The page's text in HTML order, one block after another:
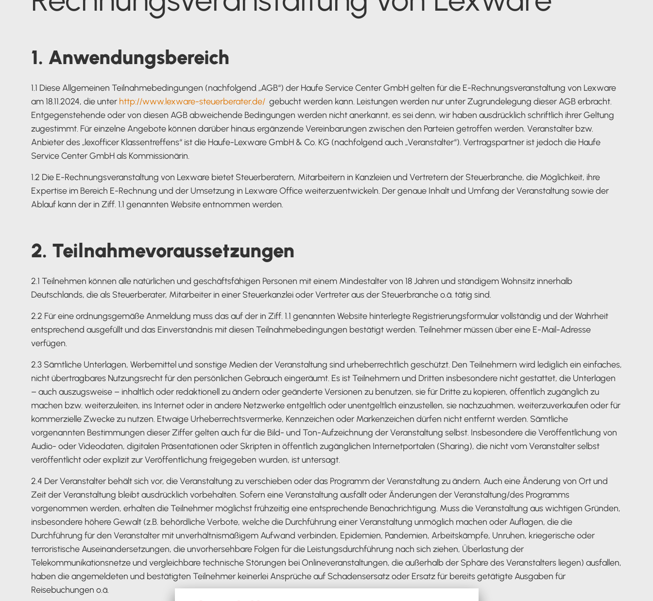
Verfahrensdokumentation Zahlungsverkehr
Lexware Office nach Mandantentypen
Lexware Office für
Selbstbucher
Buchungsmandanten
Verfahrensdokumentation bis zur
Datenübernahme.
Mehr erfahren
Kanzleisoftware
Online arbeiten
Alle Vorteile auf einen Blick
ebenfalls mit Lexware Office arbeiten
möchten.
Mehr erfahren
Weiter zu den Kontaktmöglichkeiten
1. Anwendungsbereich
1.1 Diese Allgemeinen Teilnahmebedingungen (nachfolgend „AGB“) der Haufe Service Center GmbH gelten für die E-Rechnungsveranstaltung von Lexware
am 18.11.2024, die unter http://www.lexware-steuerberater.de/ gebucht werden kann. Leistungen werden nur unter Zugrundelegung dieser AGB erbracht.
Entgegenstehende oder von diesen AGB abweichende Bedingungen werden nicht anerkannt, es sei denn, wir haben ausdrücklich schriftlich ihrer Geltung
zugestimmt. Für einzelne Angebote können darüber hinaus ergänzende Vereinbarungen zwischen den Parteien getroffen werden. Veranstalter bzw.
Anbieter des „lexofficer Klassentreffens“ ist die Haufe-Lexware GmbH & Co. KG (nachfolgend auch „Veranstalter“). Vertragspartner ist jedoch die Haufe
Service Center GmbH als Kommissionärin.
1.2 Die E-Rechnungsveranstaltung von Lexware bietet Steuerberatern, Mitarbeitern in Kanzleien und Vertretern der Steuerbranche, die Möglichkeit, ihre
Expertise im Bereich E-Rechnung und der Umsetzung in Lexware Office weiterzuentwickeln. Der genaue Inhalt und Umfang der Veranstaltung sowie der
Ablauf kann der in Ziff. 1.1 genannten Website entnommen werden.
2. Teilnahmevoraussetzungen
2.1 Teilnehmen können alle natürlichen und geschäftsfähigen Personen mit einem Mindestalter von 18 Jahren und ständigem Wohnsitz innerhalb
Deutschlands, die als Steuerberater, Mitarbeiter in einer Steuerkanzlei oder Vertreter aus der Steuerbranche o.ä. tätig sind.
2.2 Für eine ordnungsgemäße Anmeldung muss das auf der in Ziff. 1.1 genannten Website hinterlegte Registrierungsformular vollständig und der Wahrheit
entsprechend ausgefüllt und das Einverständnis mit diesen Teilnahmebedingungen bestätigt werden. Teilnehmer müssen über eine E-Mail-Adresse
verfügen.
2.3 Sämtliche Unterlagen, Werbemittel und sonstige Medien der Veranstaltung sind urheberrechtlich geschützt. Den Teilnehmern wird lediglich ein einfaches,
nicht übertragbares Nutzungsrecht für den persönlichen Gebrauch eingeräumt. Es ist Teilnehmern und Dritten insbesondere nicht gestattet, die Unterlagen
– auch auszugsweise – inhaltlich oder redaktionell zu ändern oder geänderte Versionen zu benutzen, sie für Dritte zu kopieren, öffentlich zugänglich zu
machen bzw. weiterzuleiten, ins Internet oder in andere Netzwerke entgeltlich oder unentgeltlich einzustellen, sie nachzuahmen, weiterzuverkaufen oder für
kommerzielle Zwecke zu nutzen. Etwaige Urheberrechtsvermerke, Kennzeichen oder Markenzeichen dürfen nicht entfernt werden. Sämtliche
vorgenannten Bestimmungen dieser Ziffer gelten auch für die Bild- und Ton-Aufzeichnung der Veranstaltung selbst. Insbesondere die Veröffentlichung von
Audio- oder Videodaten, digitalen Präsentationen oder Skripten in öffentlich zugänglichen Internetportalen (Sharing), die nicht vom Veranstalter selbst
veröffentlicht oder explizit zur Veröffentlichung freigegeben wurden, ist untersagt.
2.4 Der Veranstalter behält sich vor, die Veranstaltung zu verschieben oder das Programm der Veranstaltung zu ändern. Auch eine Änderung von Ort und
Zeit der Veranstaltung bleibt ausdrücklich vorbehalten. Sofern eine Veranstaltung ausfällt oder Änderungen der Veranstaltung/des Programms
vorgenommen werden, erhalten die Teilnehmer möglichst frühzeitig eine entsprechende Benachrichtigung. Muss die Veranstaltung aus wichtigen Gründen,
insbesondere höhere Gewalt (z.B. behördliche Verbote, welche die Durchführung einer Veranstaltung unmöglich machen oder Auflagen, die die
Durchführung für den Veranstalter mit unverhältnismäßigem Aufwand verbinden, Epidemien, Pandemien, Arbeitskämpfe, Unruhen, kriegerische oder
terroristische Auseinandersetzungen, die unvorhersehbare Folgen für die Leistungsdurchführung nach sich ziehen, Überlastung der
Telekommunikationsnetze und vergleichbare technische Störungen bei Onlineveranstaltungen, die außerhalb der Sphäre des Veranstalters liegen) ausfallen,
haben die angemeldeten und bestätigten Teilnehmer keinerlei Ansprüche auf Schadensersatz oder Ersatz für bereits getätigte Ausgaben für
Reisebuchungen o.ä.